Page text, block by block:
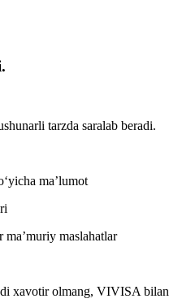
tarzda saralab beradi.
ma’lumot
maslahatlar
xavotir olmang, VIVISA bilan